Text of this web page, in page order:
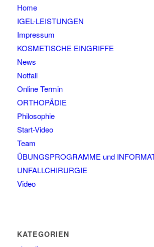
Home
IGEL-LEISTUNGEN
Impressum
KOSMETISCHE EINGRIFFE
News
Notfall
Online Termin
ORTHOPÄDIE
Philosophie
Start-Video
Team
ÜBUNGSPROGRAMME und
UNFALLCHIRURGIE
Video
KATEGORIEN